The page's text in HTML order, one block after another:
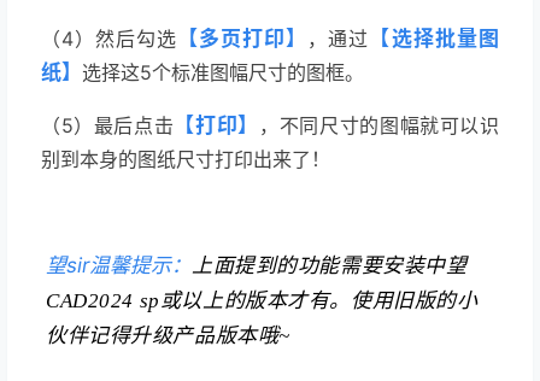
（4）然后勾选 【多页打印】 ，通过 【选择批量图
纸】 选择这5个标准图幅尺寸的图框。
（5）最后点击 【打印】 ， 不同尺寸的图幅就可以识
别到本身的图纸尺寸打印出来了！
望sir温馨提示：
上面提到的功能需要安装中望
CAD2024 sp或以上的版本才有。使用旧版的小
伙伴记得升级产品版本哦~